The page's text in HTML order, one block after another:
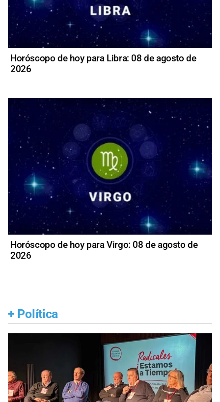
Horóscopo de hoy para Libra: 08 de agosto de
2026
Horóscopo de hoy para Virgo: 08 de agosto de
2026
+ Política